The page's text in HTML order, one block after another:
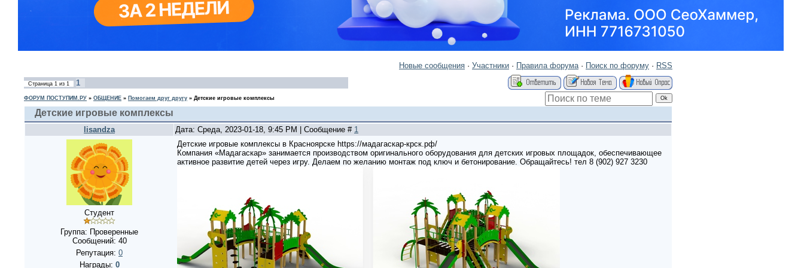
Новые сообщения · Участники · Правила форума· Поиск по форуму · RSS
Страница 1 из 1 1
ФОРУМ ПОСТУПИМ.РУ » ОБЩЕНИЕ » Помогаем друг другу » Детские игровые комплексы
Детские игровые комплексы
lisandza Дата: Среда, 2023-01-18, 9:45 PM | Сообщение # 1
Студент
Группа: Проверенные
Сообщений: 40
Репутация: 0
Награды: 0
Детские игровые комплексы в Красноярске https://мадагаскар-крск.рф/
Компания «Мадагаскар» занимается производством оригинального оборудования для детских игровых площадок, обеспечивающее
активное развитие детей через игру. Делаем по желанию монтаж под ключ и бетонирование. Обращайтесь! тел 8 (902) 927 3230